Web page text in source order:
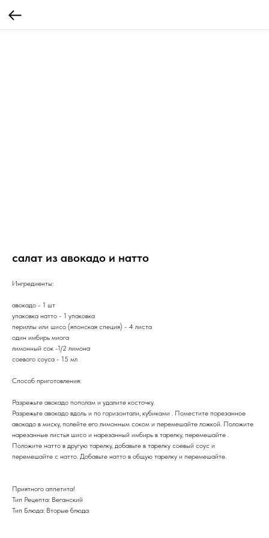
салат из авокадо и натто
Ингредиенты:
авокадо - 1 шт
упаковка натто - 1 упаковка
периллы или шисо (японская специя) - 4 листа
один имбирь миога
лимонный сок -1/2 лимона
соевого соуса - 15 мл
Способ приготовления:
Разрежьте авокадо пополам и удалите косточку.
Разрежьте авокадо вдоль и по горизонтали, кубиками . Поместите порезанное
авокадо в миску, полейте его лимонным соком и перемешайте ложкой. Положите
нарезанные листья шисо и нарезанный имбирь в тарелку, перемешайте .
Положите натто в другую тарелку, добавьте в тарелку соевый соус и
перемешайте с натто. Добавьте натто в общую тарелку и перемешайте.
Приятного аппетита!
Тип Рецепта: Веганский
Тип Блюда: Вторые блюда